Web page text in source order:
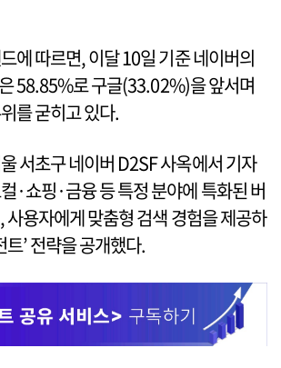
에 따르면, 이달 10일 기준 네이버의
58.85%로 구글(33.02%)을 앞서며
를 굳히고 있다.
서초구 네이버 D2SF 사옥에서 기자
·쇼핑·금융 등 특정 분야에 특화된 버
사용자에게 맞춤형 검색 경험을 제공하
트’ 전략을 공개했다.